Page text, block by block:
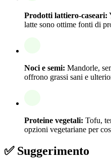
Prodotti lattiero-caseari:
latte sono ottime fonti di
Noci e semi: Mandorle,
offrono grassi sani e
Proteine vegetali: Tofu,
opzioni vegetariane per
✅ Suggerimento